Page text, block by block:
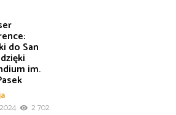
do San
im.
2 702